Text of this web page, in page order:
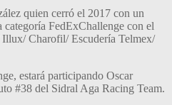
quien cerró el 2017 con un
FedExChallenge con el
Charofil/ Escudería Telmex/
estará participando Oscar
#38 del Sidral Aga Racing Team.